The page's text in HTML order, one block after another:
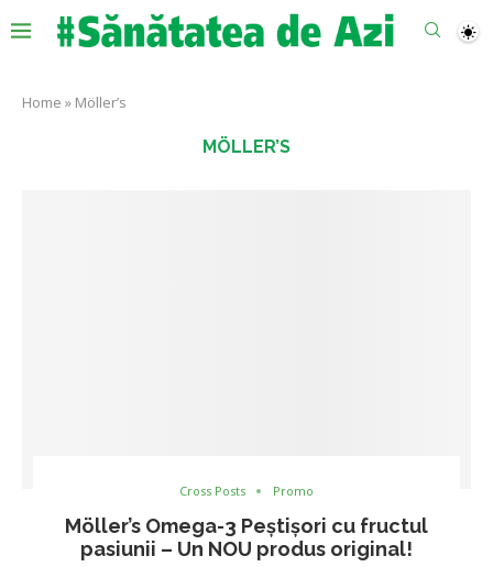
Home » Möller’s
MÖLLER’S
Cross Posts Promo
Möller’s Omega-3 Peștișori cu fructul
pasiunii – Un NOU produs original!